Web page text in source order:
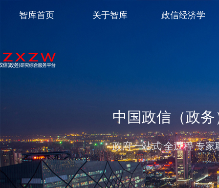
中国政信（政
政府一站式 全过程 专
智库首页 关于智库 政信经济学